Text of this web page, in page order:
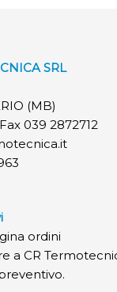
SRL
(MB)
039 2872712
ordini
a CR